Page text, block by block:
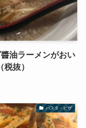
油ラーメンがおい
抜）
パスタ・ピザ